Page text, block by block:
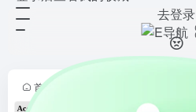
去登录
首页
专注于高性能运动装备的在线平台，
提供跑步、健身、户外等各类运动器
技与人体工学设计，提升运动表现